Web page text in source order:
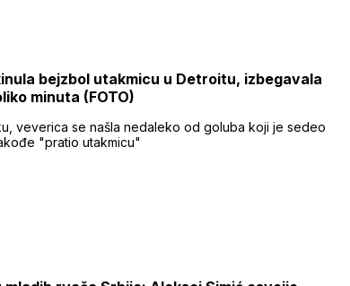
bejzbol utakmicu u Detroitu, izbegavala
minuta (FOTO)
veverica se našla nedaleko od goluba koji je sedeo
"pratio utakmicu"